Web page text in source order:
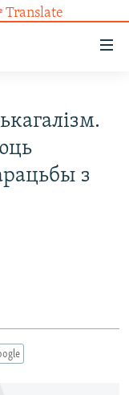
Translate
з